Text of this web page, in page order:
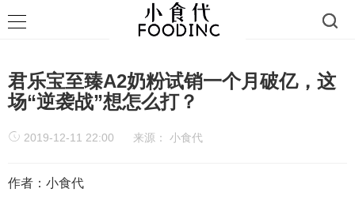
君乐宝至臻A2奶粉试销一个月破亿，这
场“逆袭战”想怎么打？
2019-12-11 22:00 来源： 小食代
作者：小食代